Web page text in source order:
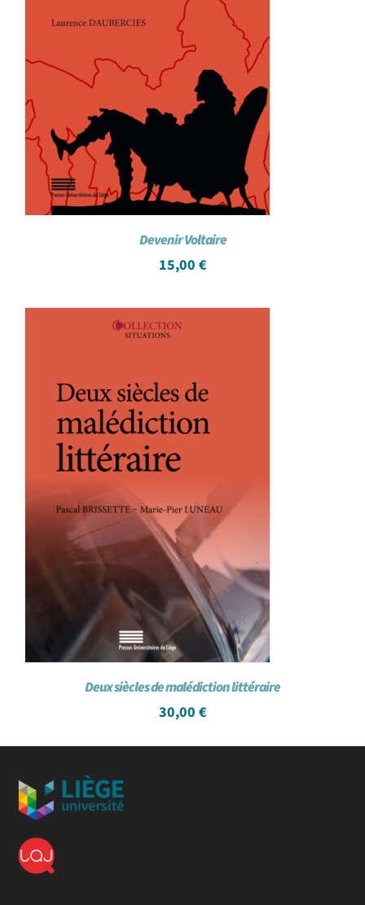
Devenir Voltaire
15,00 €
Deux siècles de malédiction littéraire
30,00 €